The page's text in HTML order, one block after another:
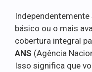
básico ou o mais
cobertura integral
ANS (Agência
Isso significa que